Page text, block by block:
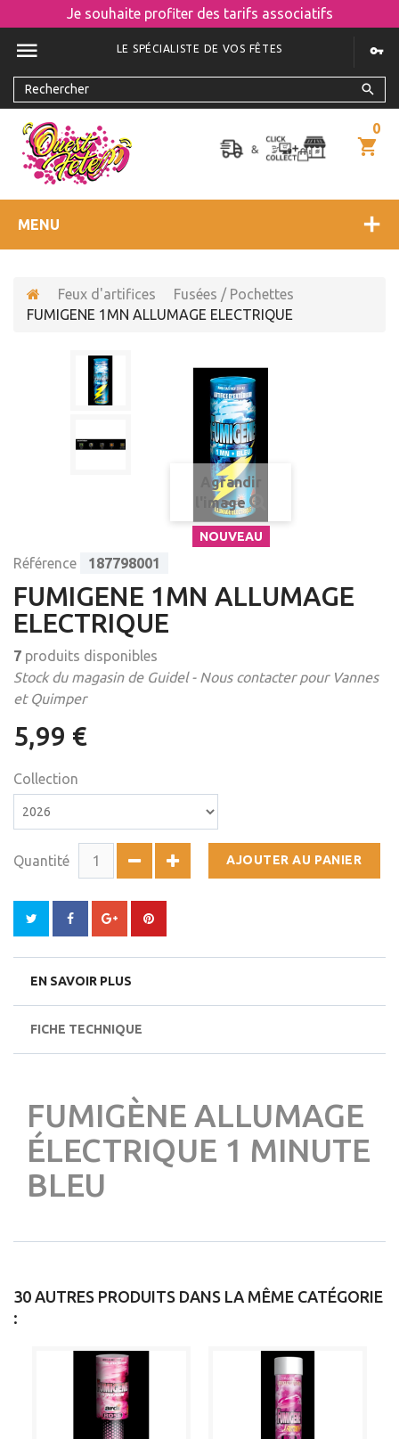
Je souhaite profiter des tarifs associatifs
LE SPÉCIALISTE DE VOS FÊTES
0
MENU
Feux d'artifices
Fusées / Pochettes
FUMIGENE 1MN ALLUMAGE ELECTRIQUE
NOUVEAU
Agrandir
l'image
Référence 187798001
FUMIGENE 1MN ALLUMAGE
ELECTRIQUE
7 produits disponibles
Stock du magasin de Guidel - Nous contacter pour Vannes
et Quimper
5,99 €
Collection
Quantité AJOUTER AU PANIER
EN SAVOIR PLUS
FICHE TECHNIQUE
FUMIGÈNE ALLUMAGE
ÉLECTRIQUE 1 MINUTE
BLEU
30 AUTRES PRODUITS DANS LA MÊME CATÉGORIE
: